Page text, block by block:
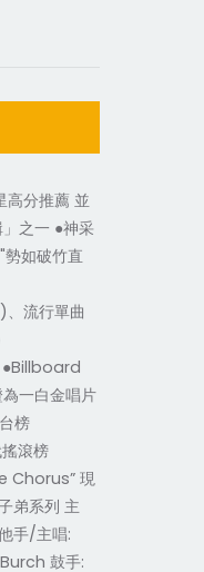
高分推薦 並
之一 ●神采
如破竹直
流行單曲
一白金唱片
榜
滾榜
Chorus” 現
弟系列 主
手/主唱:
鼓手: